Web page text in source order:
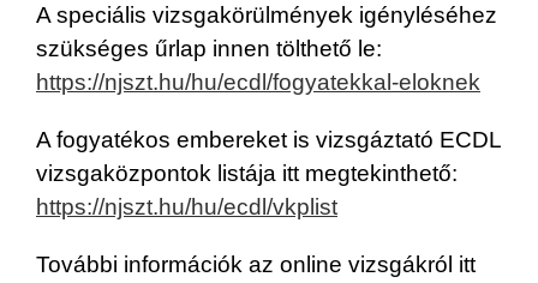
A speciális vizsgakörülmények igényléséhez
szükséges űrlap innen tölthető le:
https://njszt.hu/hu/ecdl/fogyatekkal-eloknek
A fogyatékos embereket is vizsgáztató ECDL
vizsgaközpontok listája itt megtekinthető:
https://njszt.hu/hu/ecdl/vkplist
További információk az online vizsgákról itt